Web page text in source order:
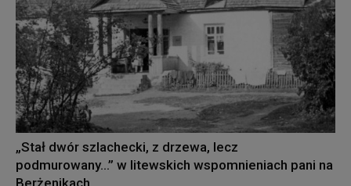
„Stał dwór szlachecki, z drzewa, lecz
podmurowany…” w litewskich wspomnieniach pani na
Berżenikach